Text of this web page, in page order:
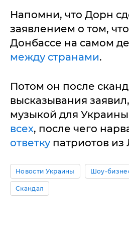
Напомни, что Дорн
заявлением о том,
Донбассе на самом
между странами.
Потом он после
высказывания
музыкой для Украины
всех, после чего
ответку патриотов из
Новости Украины Шоу-
Скандал